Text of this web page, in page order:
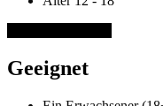
Geeignet